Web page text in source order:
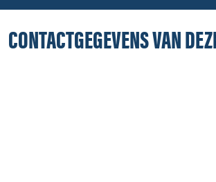
CONTACTGEGEVENS VAN